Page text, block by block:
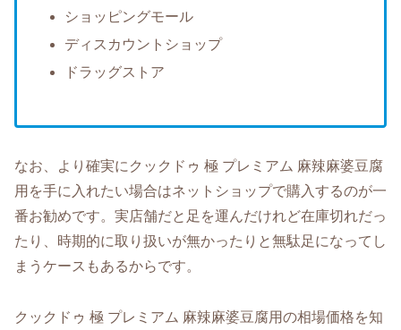
ショッピングモール
ディスカウントショップ
ドラッグストア
なお、より確実にクックドゥ 極 プレミアム 麻辣麻婆豆腐
用を手に入れたい場合はネットショップで購入するのが一
番お勧めです。実店舗だと足を運んだけれど在庫切れだっ
たり、時期的に取り扱いが無かったりと無駄足になってし
まうケースもあるからです。
クックドゥ 極 プレミアム 麻辣麻婆豆腐用の相場価格を知